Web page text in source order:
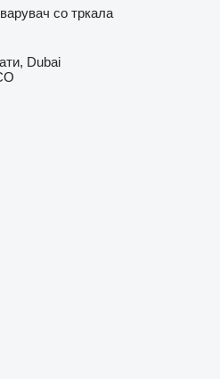
со тркала
Dubai